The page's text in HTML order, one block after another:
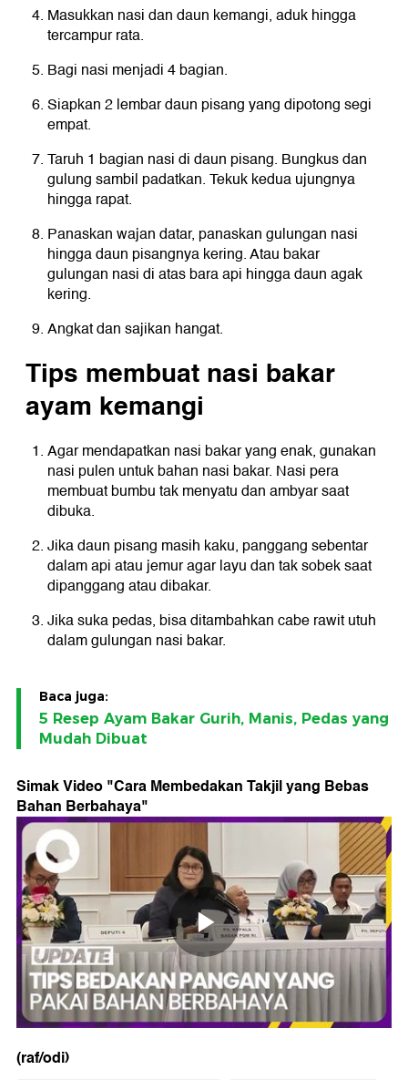
Masukkan nasi dan daun kemangi, aduk hingga
tercampur rata.
Bagi nasi menjadi 4 bagian.
Siapkan 2 lembar daun pisang yang dipotong segi
empat.
Taruh 1 bagian nasi di daun pisang. Bungkus dan
gulung sambil padatkan. Tekuk kedua ujungnya
hingga rapat.
Panaskan wajan datar, panaskan gulungan nasi
hingga daun pisangnya kering. Atau bakar
gulungan nasi di atas bara api hingga daun agak
kering.
Angkat dan sajikan hangat.
Tips membuat nasi bakar
ayam kemangi
Agar mendapatkan nasi bakar yang enak, gunakan
nasi pulen untuk bahan nasi bakar. Nasi pera
membuat bumbu tak menyatu dan ambyar saat
dibuka.
Jika daun pisang masih kaku, panggang sebentar
dalam api atau jemur agar layu dan tak sobek saat
dipanggang atau dibakar.
Jika suka pedas, bisa ditambahkan cabe rawit utuh
dalam gulungan nasi bakar.
Baca juga:
5 Resep Ayam Bakar Gurih, Manis, Pedas yang
Mudah Dibuat
Simak Video "Cara Membedakan Takjil yang Bebas
Bahan Berbahaya"
(raf/odi)